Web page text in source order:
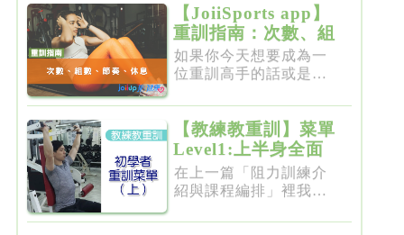
【JoiiSports app】
重訓指南：次數、組
數、節奏、休息
如果你今天想要成為一
位重訓高手的話或是想
【教練教重訓】菜單
Level1:上半身全面
增肌雕塑
在上一篇「阻力訓練介
紹與課程編排」裡我們